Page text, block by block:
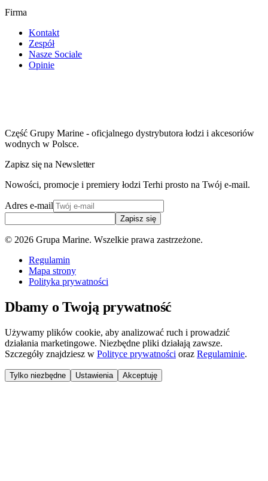
Firma
Kontakt
Zespół
Nasze Sociale
Opinie
Część Grupy Marine - oficjalnego dystrybutora łodzi i akcesoriów
wodnych w Polsce.
Zapisz się na Newsletter
Nowości, promocje i premiery łodzi Terhi prosto na Twój e-mail.
Adres e-mail
Zapisz się
© 2026 Grupa Marine. Wszelkie prawa zastrzeżone.
Regulamin
Mapa strony
Polityka prywatności
Dbamy o Twoją prywatność
Używamy plików cookie, aby analizować ruch i prowadzić
działania marketingowe. Niezbędne pliki działają zawsze.
Szczegóły znajdziesz w Polityce prywatności oraz Regulaminie.
Tylko niezbędne Ustawienia Akceptuję